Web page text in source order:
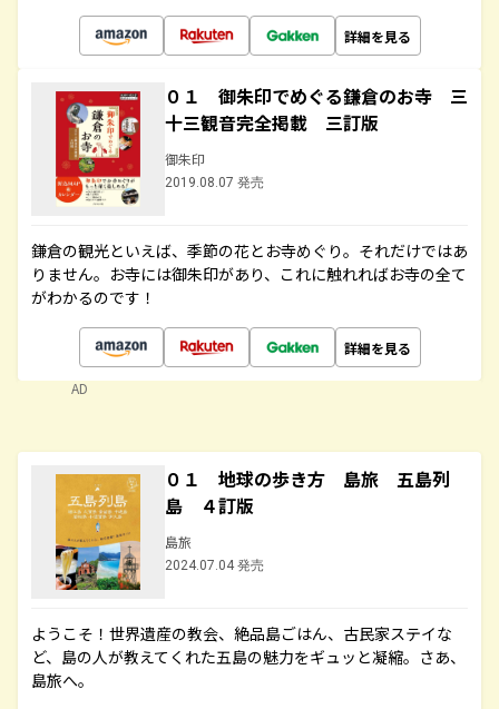
詳細を見る
０１ 御朱印でめぐる鎌倉のお寺 三
十三観音完全掲載 三訂版
御朱印
2019.08.07 発売
鎌倉の観光といえば、季節の花とお寺めぐり。それだけではあ
りません。お寺には御朱印があり、これに触れればお寺の全て
がわかるのです！
詳細を見る
AD
０１ 地球の歩き方 島旅 五島列
島 ４訂版
島旅
2024.07.04 発売
ようこそ！世界遺産の教会、絶品島ごはん、古民家ステイな
ど、島の人が教えてくれた五島の魅力をギュッと凝縮。さあ、
島旅へ。